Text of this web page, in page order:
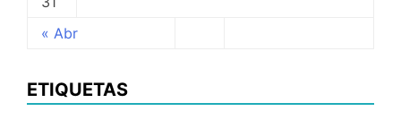
« Abr
ETIQUETAS